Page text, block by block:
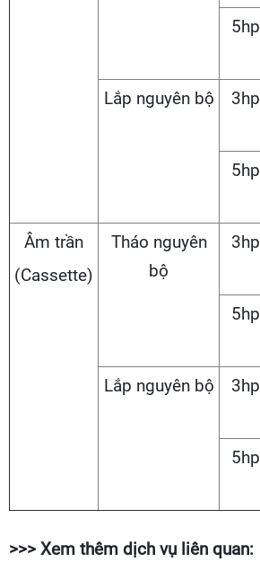
5hp
Lắp nguyên bộ 3hp
5hp
Âm trần
(Cassette)
Tháo nguyên
bộ
3hp
5hp
Lắp nguyên bộ 3hp
5hp
>>> Xem thêm dịch vụ liên quan: